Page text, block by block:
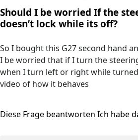
Should I be worried If the
doesn’t lock while its off?
So I bought this G27 second hand
I be worried that if I turn the
when I turn left or right while
video of how it behaves
Diese Frage beantworten Ich habe